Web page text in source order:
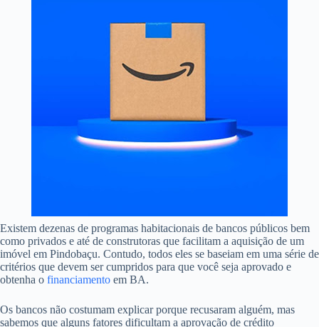
Existem dezenas de programas habitacionais de bancos públicos bem
como privados e até de construtoras que facilitam a aquisição de um
imóvel em Pindobaçu. Contudo, todos eles se baseiam em uma série de
critérios que devem ser cumpridos para que você seja aprovado e
obtenha o financiamento em BA.
Os bancos não costumam explicar porque recusaram alguém, mas
sabemos que alguns fatores dificultam a aprovação de crédito